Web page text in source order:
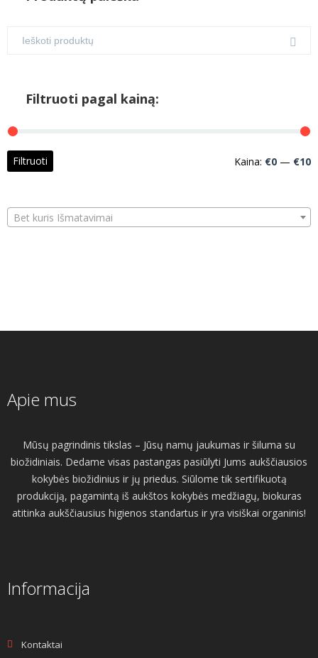
Filtruoti pagal kainą:
Filtruoti Kaina: €0 — €10
Bet kuris Išmatavimai
Apie mus
Mūsų pagrindinis tikslas – Jūsų namų jaukumas ir šiluma su
biožidiniais. Dedame visas pastangas pasiūlyti Jums aukščiausios
kokybės biožidinius ir jų priedus. Siūlome tik sertifikuotą
produkciją, pagamintą iš aukštos kokybės medžiagų, biokuras
atitinka aukščiausius higienos standartus ir yra visiškai organinis!
Informacija
Kontaktai